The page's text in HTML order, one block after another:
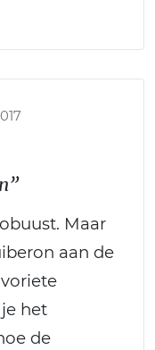
Maar
aan de
het
de